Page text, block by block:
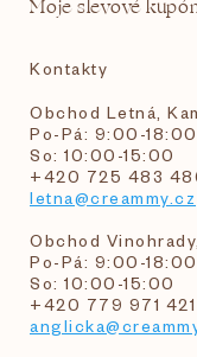
Moje slevové
Kontakty
Obchod Letná,
Po-Pá: 9:00-18:00
So: 10:00-15:00
+420 725 483
letna@creammy.cz
Obchod
Po-Pá: 9:00-18:00
So: 10:00-15:00
+420 779 971 421